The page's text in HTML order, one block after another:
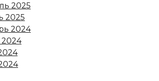
2025
2025
2024
2024